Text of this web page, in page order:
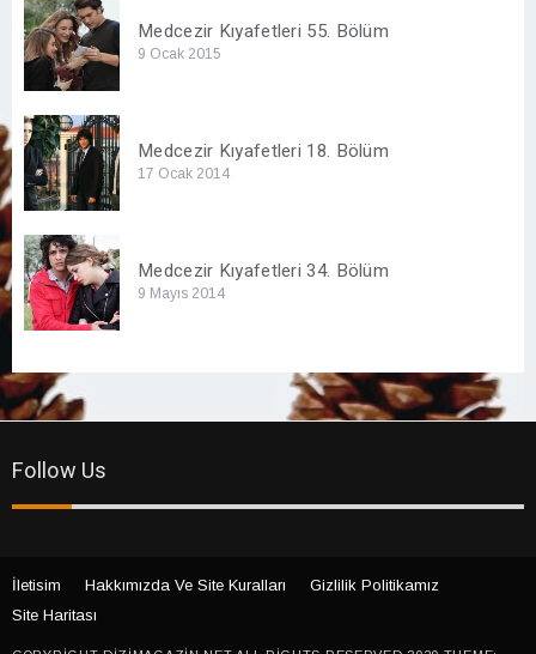
Medcezir Kıyafetleri 55. Bölüm
9 Ocak 2015
Medcezir Kıyafetleri 18. Bölüm
17 Ocak 2014
Medcezir Kıyafetleri 34. Bölüm
9 Mayıs 2014
Follow Us
İletisim Hakkımızda Ve Site Kuralları
Gizlilik Politikamız
Site Haritası